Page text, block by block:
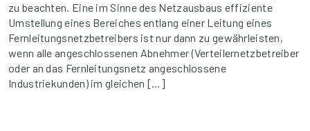
zu beachten. Eine im Sinne des Netzausbaus effiziente
Umstellung eines Bereiches entlang einer Leitung eines
Fernleitungsnetzbetreibers ist nur dann zu gewährleisten,
wenn alle angeschlossenen Abnehmer (Verteilernetzbetreiber
oder an das Fernleitungsnetz angeschlossene
Industriekunden) im gleichen […]